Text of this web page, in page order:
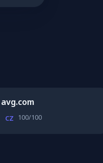
avg.com
CZ 100/100